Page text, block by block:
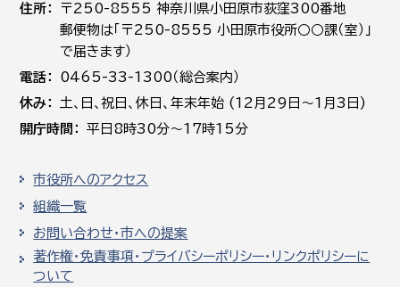
住所
〒250-8555 神奈川県小田原市荻窪300番地
郵便物は「〒250-8555 小田原市役所○○課（室）」
で届きます）
電話
0465-33-1300（総合案内）
休み
土､日､祝日、休日、年末年始 (12月29日～1月3日)
開庁時間
平日8時30分～17時15分
市役所へのアクセス
組織一覧
お問い合わせ・市への提案
著作権・免責事項・プライバシーポリシー・リンクポリシーに
ついて